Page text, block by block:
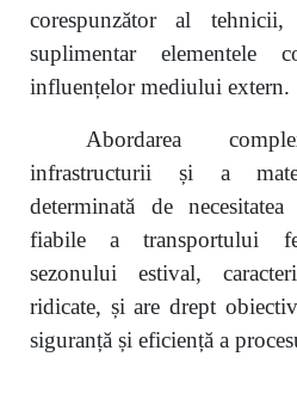
corespunzător al
suplimentar elementele
influențelor mediului extern.
Abordarea
infrastructurii și a
determinată de
fiabile a transportului
sezonului estival,
ridicate, și are drept
siguranță și eficiență a